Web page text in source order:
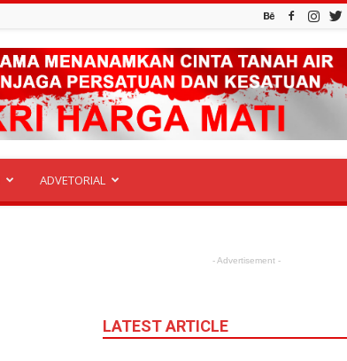
ADVETORIAL
- Advertisement -
LATEST ARTICLE